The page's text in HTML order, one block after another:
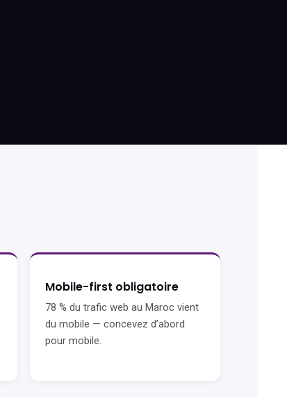
Mobile-first obligatoire
78 % du trafic web au Maroc vient
du mobile — concevez d’abord
pour mobile.